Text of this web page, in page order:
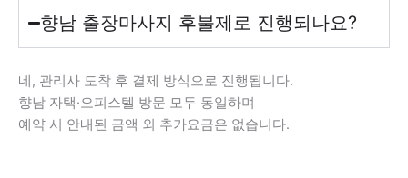
향남 출장마사지 후불제로 진행되나요?
네, 관리사 도착 후 결제 방식으로 진행됩니다.
향남 자택·오피스텔 방문 모두 동일하며
예약 시 안내된 금액 외 추가요금은 없습니다.